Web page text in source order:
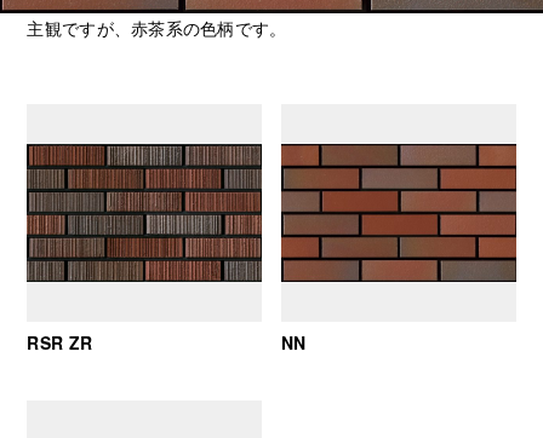
主観ですが、赤茶系の色柄です。
RSR ZR NN